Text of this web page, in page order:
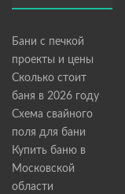
Бани с печкой
проекты и цены
Сколько стоит
баня в 2026 году
Схема свайного
поля для бани
Купить баню в
Московской
области